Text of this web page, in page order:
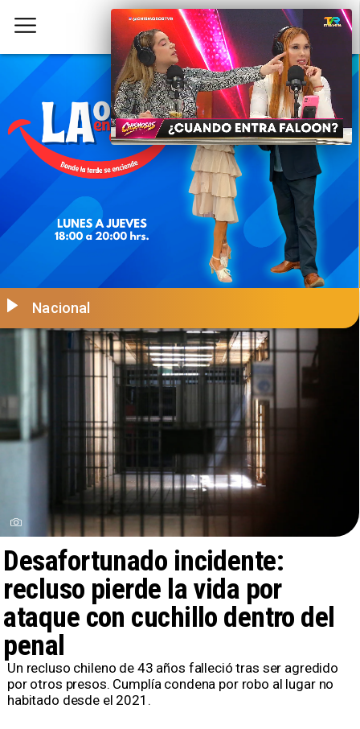
Desafortunado incidente:
recluso pierde la vida por
ataque con cuchillo dentro del
penal
Nacional
Un recluso chileno de 43 años falleció tras ser agredido
por otros presos. Cumplía condena por robo al lugar no
habitado desde el 2021.